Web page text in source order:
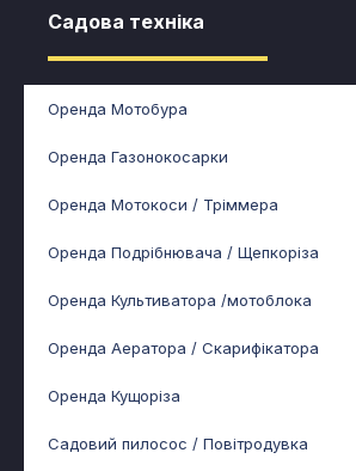
Садова техніка​
Оренда Мотобура
Оренда Газонокосарки
Оренда Мотокоси / Тріммера
Оренда Подрібнювача / Щепкоріза
Оренда Культиватора /мотоблока
Оренда Аератора / Скарифікатора
Оренда Кущоріза
Садовий пилосос / Повітродувка